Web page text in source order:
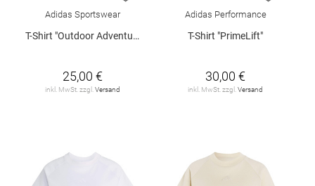
Adidas Sportswear
T-Shirt "Outdoor Adventure"
25,00 €
inkl. MwSt. zzgl.Versand
Adidas Performance
T-Shirt "PrimeLift"
30,00 €
inkl. MwSt. zzgl.Versand